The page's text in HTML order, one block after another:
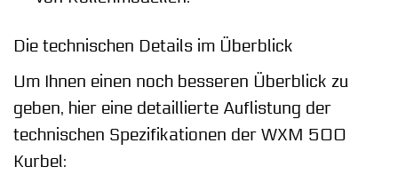
Die technischen Details im Überblick
Um Ihnen einen noch besseren Überblick zu
geben, hier eine detaillierte Auflistung der
technischen Spezifikationen der WXM 500
Kurbel: